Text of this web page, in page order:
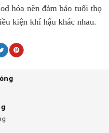
hóa nên đảm bảo tuổi thọ
kiện khí hậu khác nhau.